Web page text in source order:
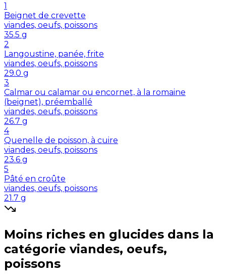
1
Beignet de crevette
viandes, oeufs, poissons
35.5 g
2
Langoustine, panée, frite
viandes, oeufs, poissons
29.0 g
3
Calmar ou calamar ou encornet, à la romaine
(beignet), préemballé
viandes, oeufs, poissons
26.7 g
4
Quenelle de poisson, à cuire
viandes, oeufs, poissons
23.6 g
5
Pâté en croûte
viandes, oeufs, poissons
21.7 g
Moins riches en glucides dans la
catégorie viandes, oeufs,
poissons